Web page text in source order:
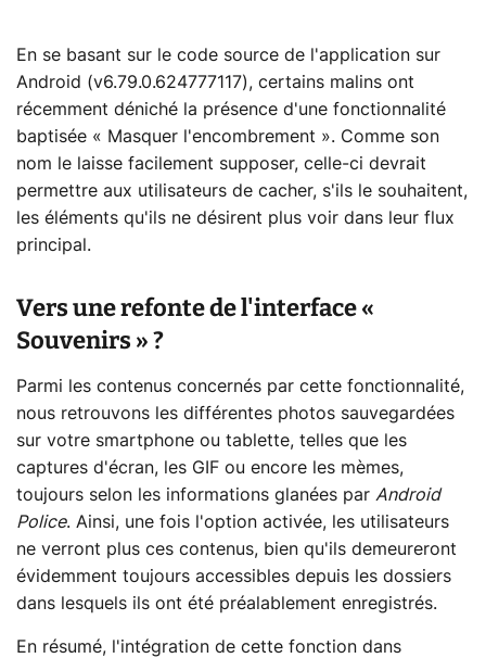
En se basant sur le code source de l'application sur
Android (v6.79.0.624777117), certains malins ont
récemment déniché la présence d'une fonctionnalité
baptisée « Masquer l'encombrement ». Comme son
nom le laisse facilement supposer, celle-ci devrait
permettre aux utilisateurs de cacher, s'ils le souhaitent,
les éléments qu'ils ne désirent plus voir dans leur flux
principal.
Vers une refonte de l'interface «
Souvenirs » ?
Parmi les contenus concernés par cette fonctionnalité,
nous retrouvons les différentes photos sauvegardées
sur votre smartphone ou tablette, telles que les
captures d'écran, les GIF ou encore les mèmes,
toujours selon les informations glanées par Android
Police. Ainsi, une fois l'option activée, les utilisateurs
ne verront plus ces contenus, bien qu'ils demeureront
évidemment toujours accessibles depuis les dossiers
dans lesquels ils ont été préalablement enregistrés.
En résumé, l'intégration de cette fonction dans